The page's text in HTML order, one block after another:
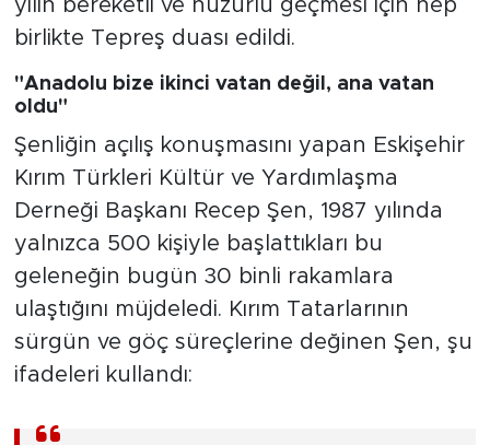
yılın bereketli ve huzurlu geçmesi için hep
birlikte Tepreş duası edildi.
"Anadolu bize ikinci vatan değil, ana vatan
oldu"
Şenliğin açılış konuşmasını yapan Eskişehir
Kırım Türkleri Kültür ve Yardımlaşma
Derneği Başkanı Recep Şen, 1987 yılında
yalnızca 500 kişiyle başlattıkları bu
geleneğin bugün 30 binli rakamlara
ulaştığını müjdeledi. Kırım Tatarlarının
sürgün ve göç süreçlerine değinen Şen, şu
ifadeleri kullandı: